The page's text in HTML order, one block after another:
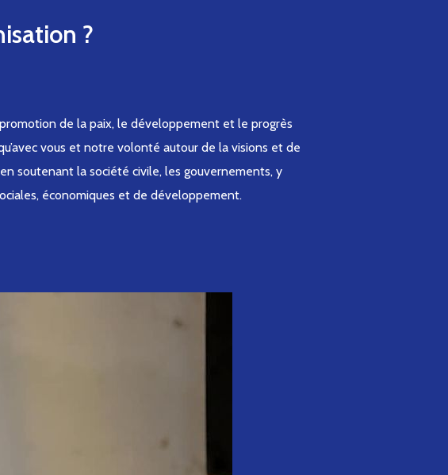
?
de la paix, le développement et le progrès
vous et notre volonté autour de la visions et de
soutenant la société civile, les gouvernements, y
économiques et de développement.